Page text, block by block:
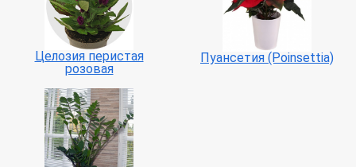
Целозия перистая
розовая
Пуансетия (Poinsettia)